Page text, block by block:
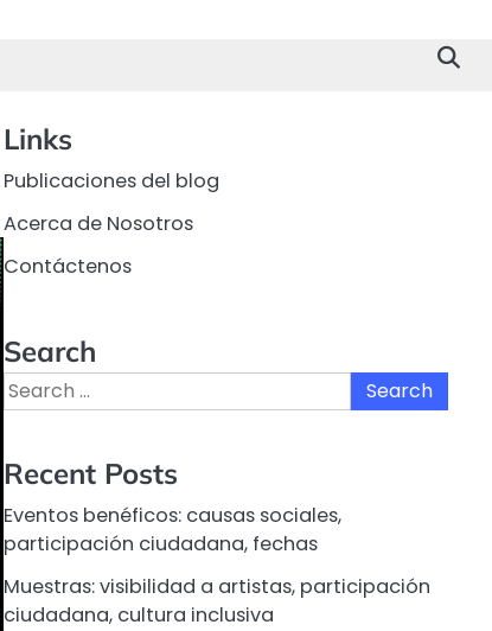
Links
Publicaciones del blog
Acerca de Nosotros
Contáctenos
Search
Search
for:
Recent Posts
Eventos benéficos: causas sociales,
participación ciudadana, fechas
Muestras: visibilidad a artistas, participación
ciudadana, cultura inclusiva